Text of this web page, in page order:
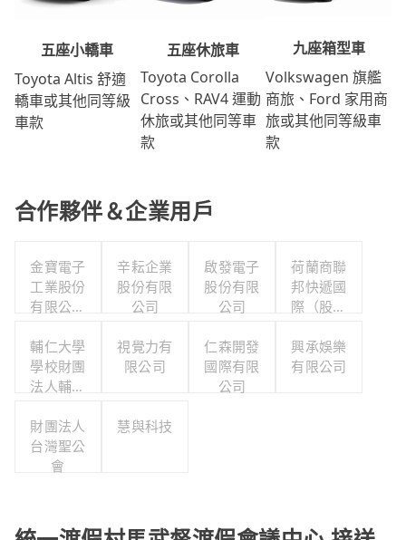
五座小轎車
Toyota Altis 舒適
轎車或其他同等級
車款
五座休旅車
Toyota Corolla
Cross、RAV4 運動
休旅或其他同等車
款
九座箱型車
Volkswagen 旗艦
商旅、Ford 家用商
旅或其他同等級車
款
合作夥伴＆企業用戶
金寶電子
工業股份
有限公司
委員會
辛耘企業
股份有限
公司
啟發電子
股份有限
公司
荷蘭商聯
邦快遞國
際（股）
分公司職
工福利委
輔仁大學
學校財團
法人輔仁
視覺力有
限公司
仁森開發
國際有限
公司
興承娛樂
有限公司
財團法人
台灣聖公
會
慧與科技